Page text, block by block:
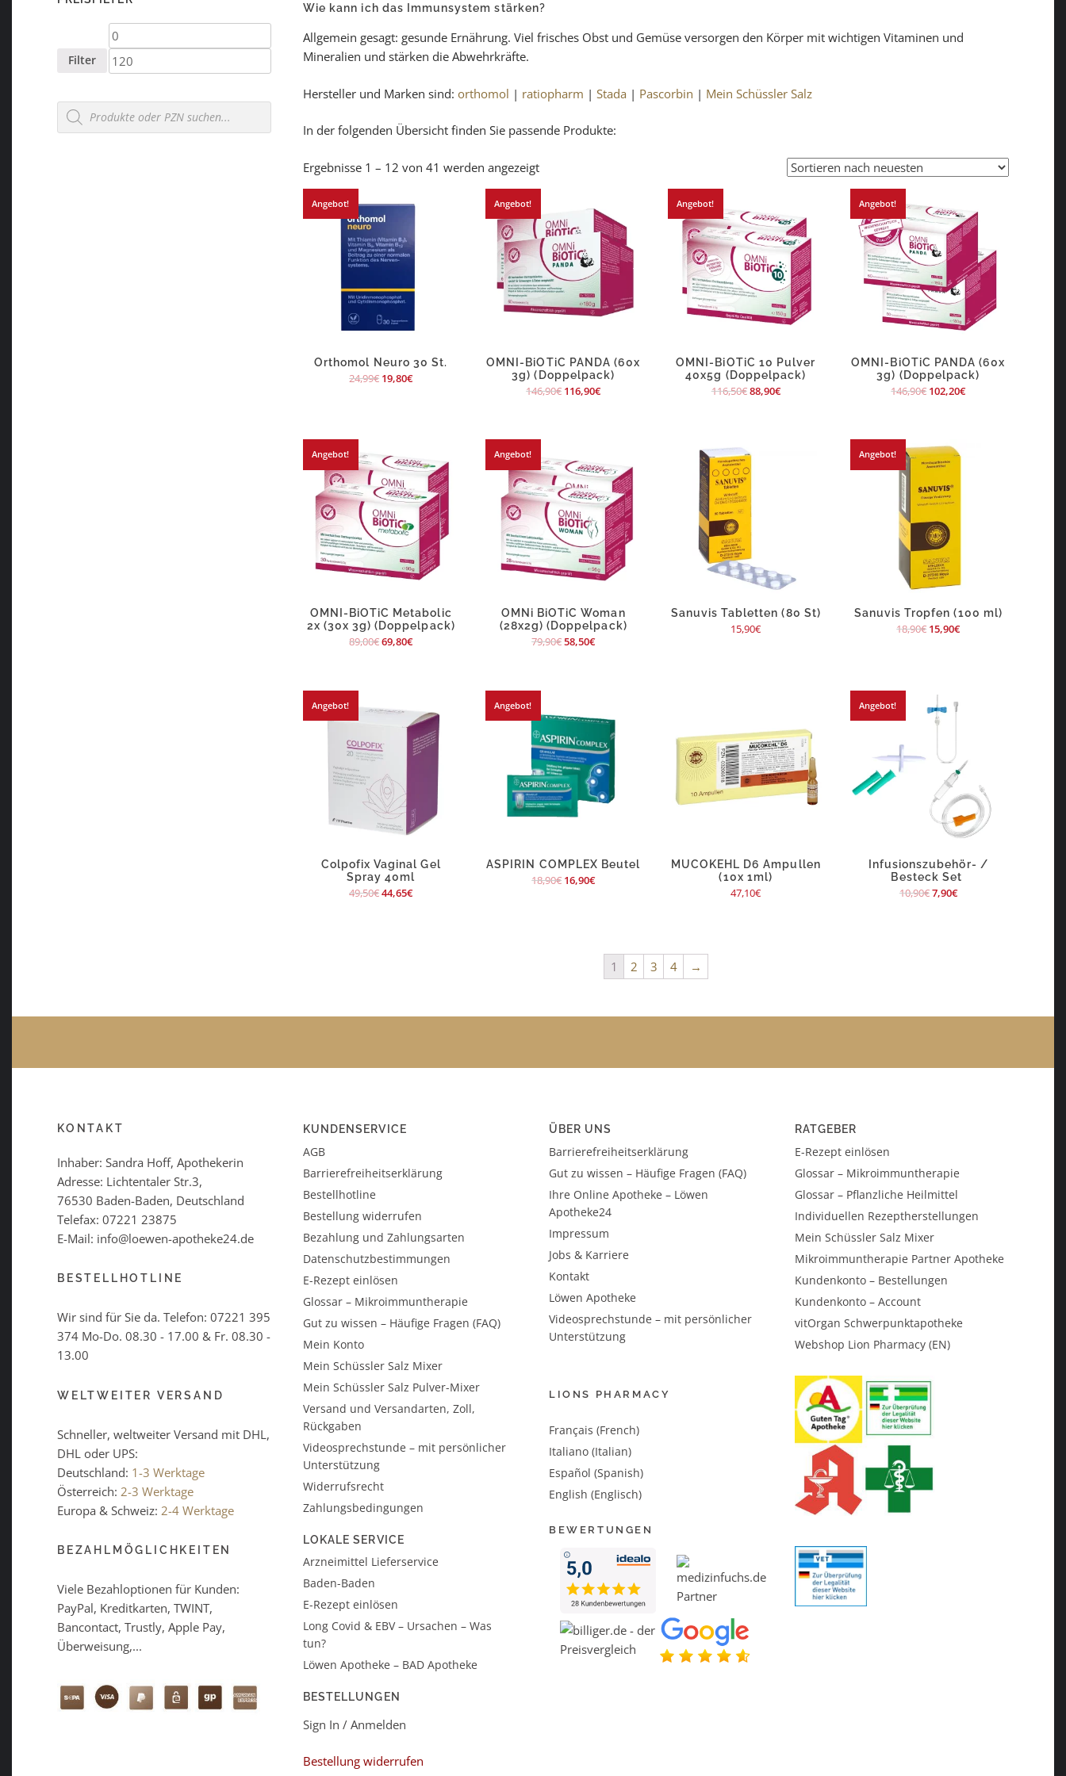
Wie kann ich das Immunsystem stärken?
Allgemein gesagt: gesunde Ernährung. Viel frisches Obst und Gemüse versorgen den Körper mit wichtigen Vitaminen und
Mineralien und stärken die Abwehrkräfte.
Hersteller und Marken sind: orthomol | ratiopharm | Stada | Pascorbin | Mein Schüssler Salz
In der folgenden Übersicht finden Sie passende Produkte:
Ergebnisse 1 – 12 von 41 werden angezeigt
Angebot!
Orthomol Neuro 30 St.
24,99€ 19,80€
Angebot!
OMNI-BiOTiC PANDA (60x
3g) (Doppelpack)
146,90€ 116,90€
Angebot!
OMNI-BiOTiC 10 Pulver
40x5g (Doppelpack)
116,50€88,90€
Angebot!
OMNI-BiOTiC PANDA (60x
3g) (Doppelpack)
146,90€ 102,20€
Angebot!
OMNI-BiOTiC Metabolic
2x (30x 3g) (Doppelpack)
89,00€69,80€
Angebot!
OMNi BiOTiC Woman
(28x2g) (Doppelpack)
79,90€58,50€
Sanuvis Tabletten (80 St)
15,90€
Angebot!
Sanuvis Tropfen (100 ml)
18,90€ 15,90€
Angebot!
Colpofix Vaginal Gel
Spray 40ml
49,50€44,65€
Angebot!
ASPIRIN COMPLEX Beutel
18,90€ 16,90€
MUCOKEHL D6 Ampullen
(10x 1ml)
47,10€
Angebot!
Infusionszubehör- /
Besteck Set
10,90€7,90€
1 2 3 4 →
Min.
Preis
Filter
Products
search
KONTAKT
Inhaber: Sandra Hoff, Apothekerin
Adresse: Lichtentaler Str.3,
76530 Baden-Baden, Deutschland
Telefax: 07221 23875
E-Mail: info@loewen-apotheke24.de
BESTELLHOTLINE
Wir sind für Sie da. Telefon: 07221 395
374 Mo-Do. 08.30 - 17.00 & Fr. 08.30 -
13.00
WELTWEITER VERSAND
Schneller, weltweiter Versand mit DHL,
DHL oder UPS:
Deutschland: 1-3 Werktage
Österreich: 2-3 Werktage
Europa & Schweiz: 2-4 Werktage
BEZAHLMÖGLICHKEITEN
Viele Bezahloptionen für Kunden:
PayPal, Kreditkarten, TWINT,
Bancontact, Trustly, Apple Pay,
Überweisung,...
KUNDENSERVICE
AGB
Barrierefreiheitserklärung
Bestellhotline
Bestellung widerrufen
Bezahlung und Zahlungsarten
Datenschutzbestimmungen
E-Rezept einlösen
Glossar – Mikroimmuntherapie
Gut zu wissen – Häufige Fragen (FAQ)
Mein Konto
Mein Schüssler Salz Mixer
Mein Schüssler Salz Pulver-Mixer
Versand und Versandarten, Zoll,
Rückgaben
Videosprechstunde – mit persönlicher
Unterstützung
Widerrufsrecht
Zahlungsbedingungen
LOKALE SERVICE
Arzneimittel Lieferservice
Baden-Baden
E-Rezept einlösen
Long Covid & EBV – Ursachen – Was
tun?
Löwen Apotheke – BAD Apotheke
BESTELLUNGEN
Sign In / Anmelden
Bestellung widerrufen
ÜBER UNS
Barrierefreiheitserklärung
Gut zu wissen – Häufige Fragen (FAQ)
Ihre Online Apotheke – Löwen
Apotheke24
Impressum
Jobs & Karriere
Kontakt
Löwen Apotheke
Videosprechstunde – mit persönlicher
Unterstützung
LIONS PHARMACY
Français (French)
Italiano (Italian)
Español (Spanish)
English (Englisch)
BEWERTUNGEN
RATGEBER
E-Rezept einlösen
Glossar – Mikroimmuntherapie
Glossar – Pflanzliche Heilmittel
Individuellen Rezeptherstellungen
Mein Schüssler Salz Mixer
Mikroimmuntherapie Partner Apotheke
Kundenkonto – Bestellungen
Kundenkonto – Account
vitOrgan Schwerpunktapotheke
Webshop Lion Pharmacy (EN)